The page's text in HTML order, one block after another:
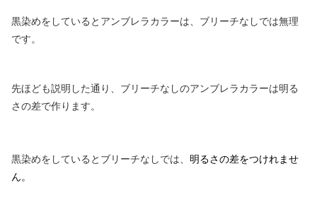
黒染めをしているとアンブレラカラーは、ブリーチなしでは無理
です。
先ほども説明した通り、ブリーチなしのアンブレラカラーは明る
さの差で作ります。
黒染めをしているとブリーチなしでは、 明るさの差をつけれませ
ん。